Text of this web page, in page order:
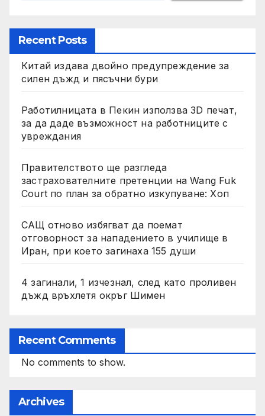
Recent Posts
Китай издава двойно предупреждение за
силен дъжд и пясъчни бури
Работилницата в Пекин използва 3D печат,
за да даде възможност на работниците с
увреждания
Правителството ще разгледа
застрахователните претенции на Wang Fuk
Court по план за обратно изкупуване: Хоп
САЩ отново избягват да поемат
отговорност за нападението в училище в
Иран, при което загинаха 155 души
4 загинали, 1 изчезнал, след като проливен
дъжд връхлетя окръг Шимен
Recent Comments
No comments to show.
Archives